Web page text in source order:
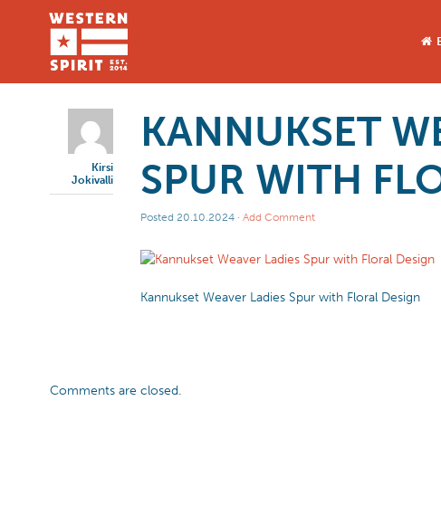
Kirsi
Jokivalli
KANNUKSET
SPUR WITH
Posted 20.10.2024 · Add Comment
Kannukset Weaver Ladies Spur with Floral Design
Comments are closed.